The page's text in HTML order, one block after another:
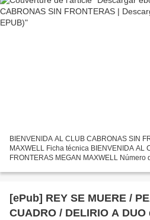
BIENVENIDA AL CLUB CABRONAS SIN
MAXWELL Ficha técnica BIENVENIDA AL
FRONTERAS MEGAN MAXWELL
Editorial: PLANETA Año de edición:...
[ePub] REY SE MUERE /
CUADRO / DELIRIO A